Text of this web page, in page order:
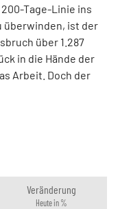
Tage-Linie ins
überwinden, ist der
über 1.287
in die Hände der
Arbeit. Doch der
Veränderung
Heute in %